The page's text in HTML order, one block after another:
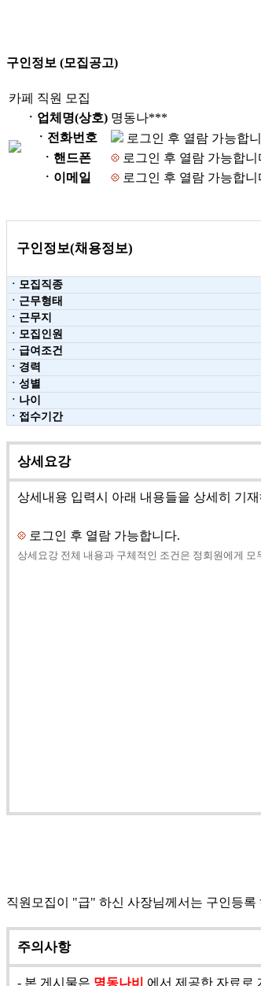
구인정보 (모집공고)
카페 직원 모집
ㆍ업체명(상호) 명동나***
ㆍ전화번호
로그인 후 열람 가능합
ㆍ핸드폰
로그인 후 열람 가능합니
ㆍ이메일
로그인 후 열람 가능합니
구인정보(채용정보)
ㆍ모집직종
ㆍ근무형태
ㆍ근무지
ㆍ모집인원
ㆍ급여조건
ㆍ경력
ㆍ성별
ㆍ나이
ㆍ접수기간
상세요강
상세내용 입력시 아래 내용들을 상세히 기
로그인 후 열람 가능합니다.
상세요강 전체 내용과 구체적인 조건은 정회원에게 모
직원모집이 "급" 하신 사장님께서는 구인등
주의사항
- 본 게시물은 명동나비 에서 제공한 자료로